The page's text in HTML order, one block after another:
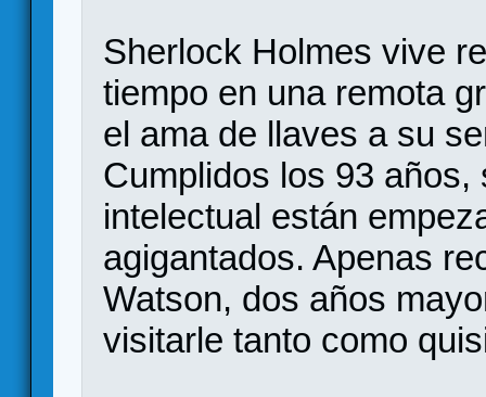
Sherlock Holmes vive
tiempo en una remota
el ama de llaves a su
Cumplidos los 93
intelectual están
agigantados. Apenas
Watson, dos años
visitarle tanto como